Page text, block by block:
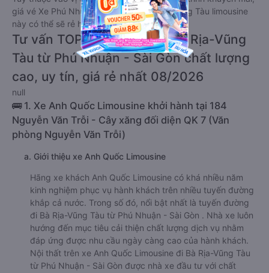
giá vé Xe Phú Nhuận - Sài Gòn đi Bà Rịa-Vũng Tàu limousine
này có thể sẽ rẻ hơn
Tư vấn TOP 6 xe khách đi Bà Rịa-Vũng
Tàu từ Phú Nhuận - Sài Gòn chất lượng
cao, uy tín, giá rẻ nhất 08/2026
null
🚌 1. Xe Anh Quốc Limousine khởi hành tại 184
Nguyễn Văn Trỗi - Cây xăng đối diện QK 7 (Văn
phòng Nguyễn Văn Trỗi)
a. Giới thiệu xe Anh Quốc Limousine
Hãng xe khách Anh Quốc Limousine có khá nhiều năm
kinh nghiệm phục vụ hành khách trên nhiều tuyến đường
khắp cả nước. Trong số đó, nổi bật nhất là tuyến đường
đi Bà Rịa-Vũng Tàu từ Phú Nhuận - Sài Gòn . Nhà xe luôn
hướng đến mục tiêu cải thiện chất lượng dịch vụ nhằm
đáp ứng được nhu cầu ngày càng cao của hành khách.
Nội thất trên xe Anh Quốc Limousine đi Bà Rịa-Vũng Tàu
từ Phú Nhuận - Sài Gòn được nhà xe đầu tư với chất